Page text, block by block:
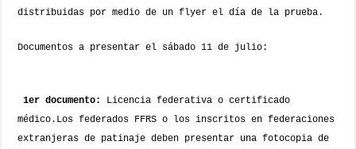
distribuidas por medio de un flyer el día de la prueba.
Documentos a presentar el sábado 11 de julio:
1er documento:
Licencia federativa o certificado
médico. Los federados FFRS o los inscritos en federaciones
extranjeras de patinaje deben presentar una fotocopia de